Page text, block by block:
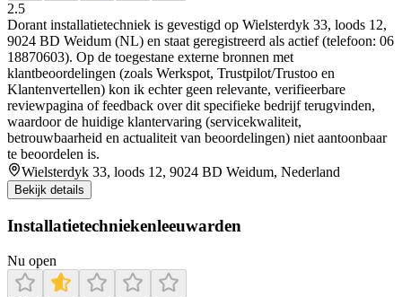
2.5
Dorant installatietechniek is gevestigd op Wielsterdyk 33, loods 12,
9024 BD Weidum (NL) en staat geregistreerd als actief (telefoon: 06
18870603). Op de toegestane externe bronnen met
klantbeoordelingen (zoals Werkspot, Trustpilot/Trustoo en
Klantenvertellen) kon ik echter geen relevante, verifieerbare
reviewpagina of feedback over dit specifieke bedrijf terugvinden,
waardoor de huidige klantervaring (servicekwaliteit,
betrouwbaarheid en actualiteit van beoordelingen) niet aantoonbaar
te beoordelen is.
Wielsterdyk 33, loods 12, 9024 BD Weidum, Nederland
Bekijk details
Installatietechniekenleeuwarden
Nu open